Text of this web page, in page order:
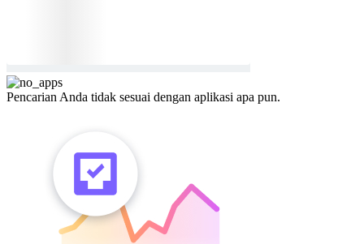
Pencarian Anda tidak sesuai dengan aplikasi apa pun.